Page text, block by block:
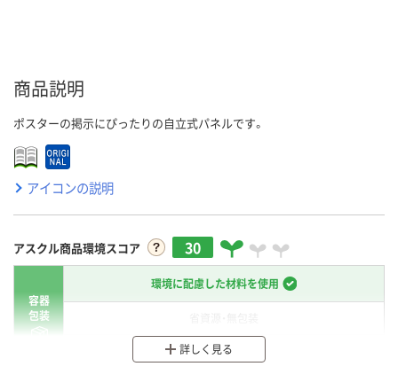
商品説明
ポスターの掲示にぴったりの自立式パネルです。
アイコンの説明
アスクル商品環境スコア 30
容器
包装
環境に配慮した材料を使用
分別・リサイクルしやすい設計
詳しく見る